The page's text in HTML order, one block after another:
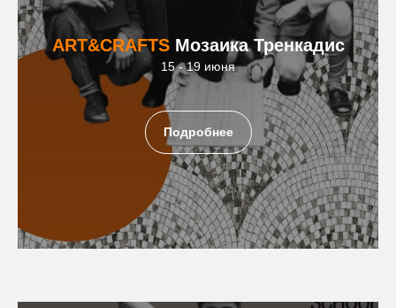
ART&CRAFTS Мозаика Тренкадис
15 - 19 июня
Подробнее